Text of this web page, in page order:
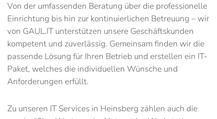
Von der umfassenden Beratung über die professionelle
Einrichtung bis hin zur kontinuierlichen Betreuung – wir
von GAUL.IT unterstützen unsere Geschäftskunden
kompetent und zuverlässig. Gemeinsam finden wir die
passende Lösung für Ihren Betrieb und erstellen ein IT-
Paket, welches die individuellen Wünsche und
Anforderungen erfüllt.
Zu unseren IT Services in Heinsberg zählen auch die